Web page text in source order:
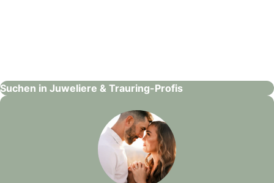
Suchen in Juweliere & Trauring-Profis